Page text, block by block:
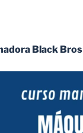
Black Bros